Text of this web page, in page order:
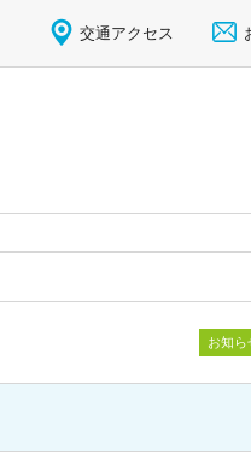
お知ら
交通アクセス